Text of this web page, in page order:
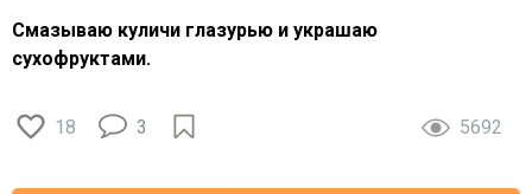
Смазываю куличи глазурью и украшаю
сухофруктами.
18 3 5692